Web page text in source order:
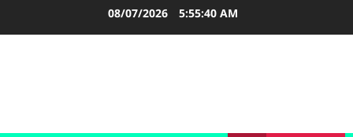
08/07/2026 5:55:41 AM